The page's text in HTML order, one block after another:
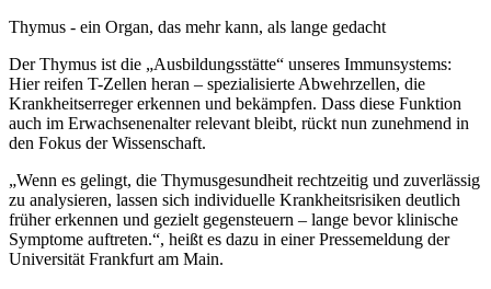
Thymus - ein Organ, das mehr kann, als lange gedacht
Der Thymus ist die „Ausbildungsstätte“ unseres Immunsystems:
Hier reifen T-Zellen heran – spezialisierte Abwehrzellen, die
Krankheitserreger erkennen und bekämpfen. Dass diese Funktion
auch im Erwachsenenalter relevant bleibt, rückt nun zunehmend in
den Fokus der Wissenschaft.
„Wenn es gelingt, die Thymusgesundheit rechtzeitig und zuverlässig
zu analysieren, lassen sich individuelle Krankheitsrisiken deutlich
früher erkennen und gezielt gegensteuern – lange bevor klinische
Symptome auftreten.“, heißt es dazu in einer Pressemeldung der
Universität Frankfurt am Main.